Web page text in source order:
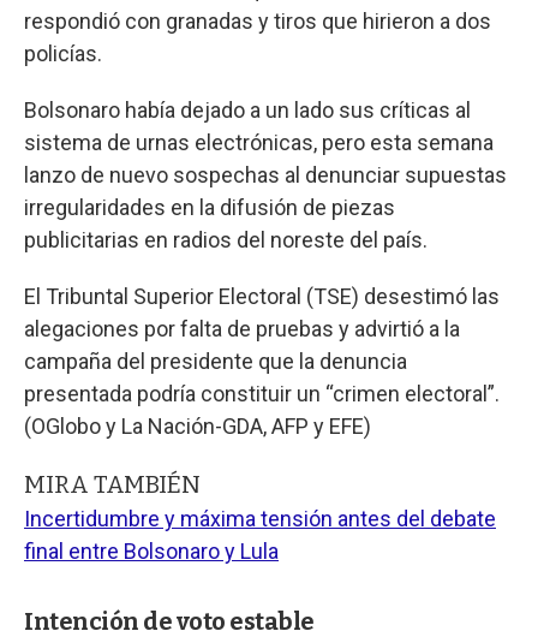
respondió con granadas y tiros que hirieron a dos
policías.
Bolsonaro había dejado a un lado sus críticas al
sistema de urnas electrónicas, pero esta semana
lanzo de nuevo sospechas al denunciar supuestas
irregularidades en la difusión de piezas
publicitarias en radios del noreste del país.
El Tribuntal Superior Electoral (TSE) desestimó las
alegaciones por falta de pruebas y advirtió a la
campaña del presidente que la denuncia
presentada podría constituir un “crimen electoral”.
(OGlobo y La Nación-GDA, AFP y EFE)
MIRA TAMBIÉN
Incertidumbre y máxima tensión antes del debate
final entre Bolsonaro y Lula
Intención de voto estable